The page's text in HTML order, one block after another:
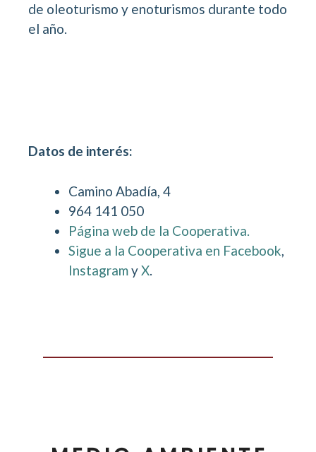
Datos de interés:
Camino Abadía, 4
964 141 050
Página web de la Cooperativa.
Sigue a la Cooperativa en Facebook,
InstagramyX.
de oleoturismo y enoturismos durante todo
el año.